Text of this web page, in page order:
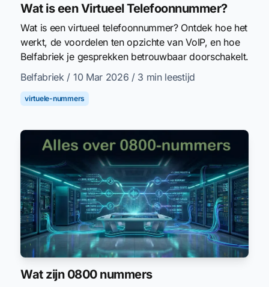
Wat is een Virtueel Telefoonnummer?
Wat is een virtueel telefoonnummer? Ontdek hoe het
werkt, de voordelen ten opzichte van VoIP, en hoe
Belfabriek je gesprekken betrouwbaar doorschakelt.
Belfabriek / 10 Mar 2026 / 3 min leestijd
virtuele-nummers
Wat zijn 0800 nummers